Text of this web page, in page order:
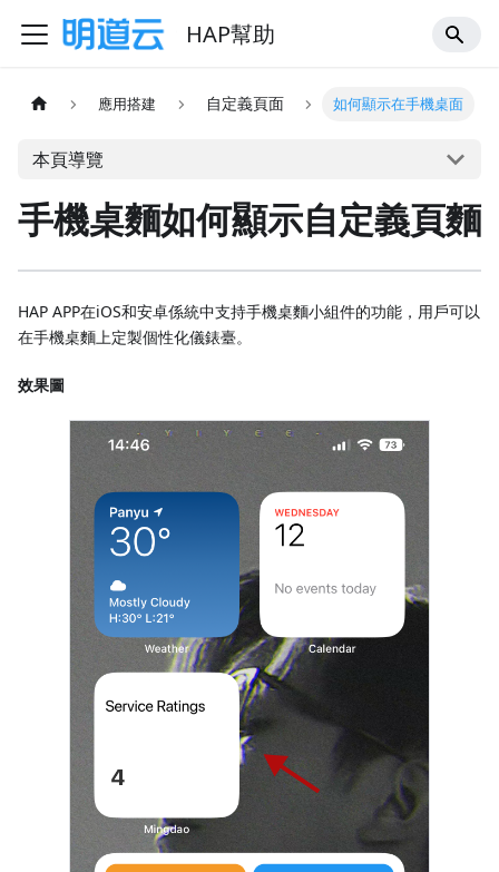
HAP幫助
應用搭建 自定義頁面 如何顯示在手機桌面
本頁導覽
手機桌麵如何顯示自定義頁麵
HAP APP在iOS和安卓係統中支持手機桌麵小組件的功能，用戶可以
在手機桌麵上定製個性化儀錶臺。
效果圖